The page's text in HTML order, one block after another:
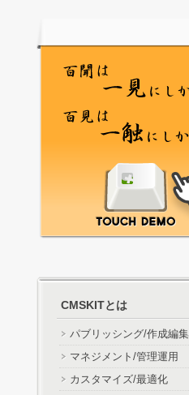
CMSKITとは
パブリッシング/作成編集
マネジメント/管理運用
カスタマイズ/最適化